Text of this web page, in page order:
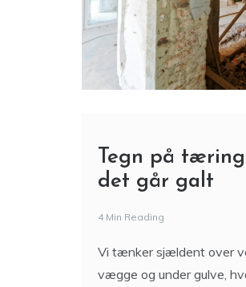
Tegn på
det går galt
4 Min Reading
Vi tænker sjældent over
vægge og under gulve,